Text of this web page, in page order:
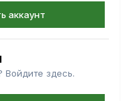
аккаунт
Войдите здесь.